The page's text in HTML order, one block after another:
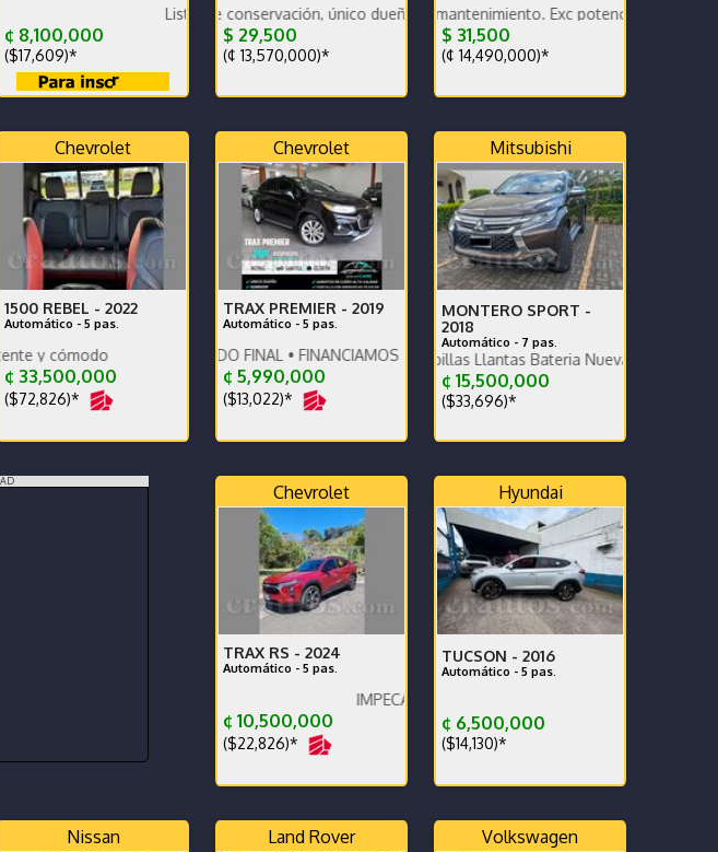
garantía de fábrica, financiamiento.
Listo para inscribir
¢ 8,100,000
($17,609)*
Excelente estado de conservación, único dueño, muy bajo km, nacional. Vehículo de oportunidad!
$ 29,500
(¢ 13,570,000)*
Bajo km, excelente mantenimiento. Exc potencia y bajo consumo.
$ 31,500
(¢ 14,490,000)*
usar
Chevrolet
1500 REBEL - 2022
Automático - 5 pas.
Vehiculo amplio potente y cómodo
¢ 33,500,000
($72,826)*
Chevrolet
TRAX PREMIER - 2019
Automático - 5 pas.
PRECIO DESCONTADO FINAL • FINANCIAMOS • RECIBIMOS • DAMOS GARANTÍA
¢ 5,990,000
($13,022)*
Mitsubishi
MONTERO SPORT -
2018
Automático - 7 pas.
Único dueño - Escobillas Llantas Bateria Nuevas - Recor de Agencia -
¢ 15,500,000
($33,696)*
Chevrolet
TRAX RS - 2024
Automático - 5 pas.
IMPECABLE.
¢ 10,500,000
($22,826)*
Hyundai
TUCSON - 2016
Automático - 5 pas.
¢ 6,500,000
($14,130)*
Nissan Land Rover Volkswagen